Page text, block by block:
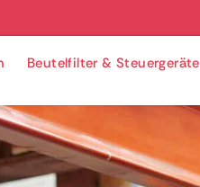
Beutelfilter & Steuergeräte